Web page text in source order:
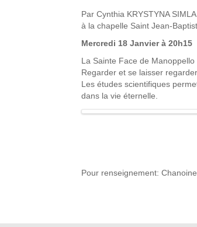
Par Cynthia KRYSTYNA SIMLA
à la chapelle Saint Jean-
Mercredi 18 Janvier à 20h15
La Sainte Face de
Regarder et se laisser
Les études scientifiques
dans la vie éternelle.
Pour renseignement: